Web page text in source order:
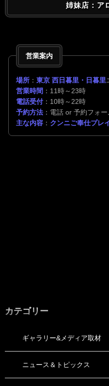
姉妹店：ア
営業案内
場所 ： 東京 西日暮里・日暮里
営業時間 ：11時～23時
電話受付：10時～22時
予約方法 ：電話 or 予約フォー
主な内容 ： クンニご奉仕プレ
カテゴリー
ギャラリー&メディア取材
ニュース＆トピックス